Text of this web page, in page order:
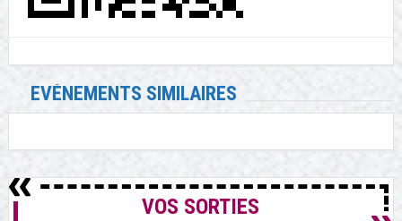
EVÉNEMENTS SIMILAIRES
VOS SORTIES